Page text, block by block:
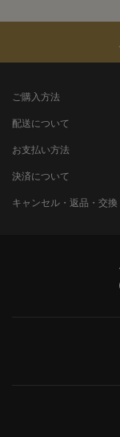
ご購入方法
配送について
お支払い方法
決済について
キャンセル・返品・交換